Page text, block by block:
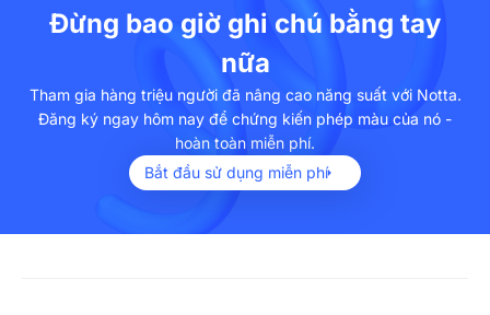
Đừng bao giờ ghi chú bằng tay
nữa
Tham gia hàng triệu người đã nâng cao năng suất với Notta.
Đăng ký ngay hôm nay để chứng kiến phép màu của nó -
hoàn toàn miễn phí.
Bắt đầu sử dụng miễn phí